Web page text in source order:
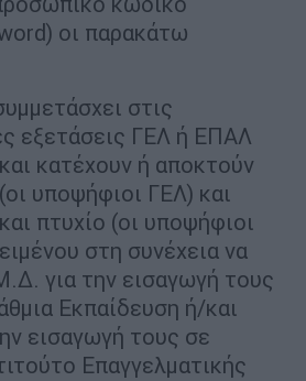
οι παρακάτω
στις
εξετάσεις ΓΕΛ ή ΕΠΑΛ
κατέχουν ή αποκτούν
υποψήφιοι ΓΕΛ) και
πτυχίο (οι υποψήφιοι
στη συνέχεια να
για την εισαγωγή τους
Εκπαίδευση ή/και
εισαγωγή τους σε
Επαγγελματικής